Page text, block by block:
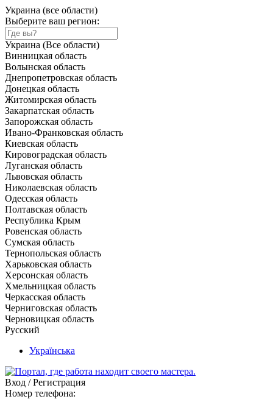
Украина (все области)
Выберите ваш регион:
Украина (Все области)
Винницкая область
Волынская область
Днепропетровская область
Донецкая область
Житомирская область
Закарпатская область
Запорожская область
Ивано-Франковская область
Киевская область
Кировоградская область
Луганская область
Львовская область
Николаевская область
Одесская область
Полтавская область
Республика Крым
Ровенская область
Сумская область
Тернопольская область
Харьковская область
Херсонская область
Хмельницкая область
Черкасская область
Черниговская область
Черновицкая область
Русский
Українська
Вход / Регистрация
Номер телефона: